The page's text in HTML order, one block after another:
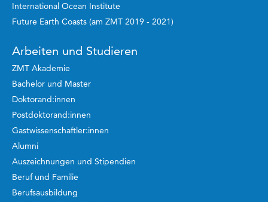
International Ocean Institute
Future Earth Coasts (am ZMT 2019 - 2021)
Arbeiten und Studieren
ZMT Akademie
Bachelor und Master
Doktorand:innen
Postdoktorand:innen
Gastwissenschaftler:innen
Alumni
Auszeichnungen und Stipendien
Beruf und Familie
Berufsausbildung